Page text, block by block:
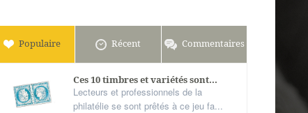
Populaire Récent Commentaires
Ces 10 timbres et variétés sont...
Lecteurs et professionnels de la
philatélie se sont prêtés à ce jeu fa...